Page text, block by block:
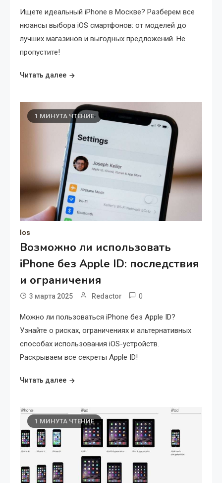
Ищете идеальный iPhone в Москве? Разберем все
нюансы выбора iOS смартфонов: от моделей до
лучших магазинов и выгодных предложений. Не
пропустите!
Читать далее
1 МИНУТА ЧТЕНИЕ
Ios
Возможно ли использовать
iPhone без Apple ID: последствия
и ограничения
3 марта 2025 Redactor 0
Можно ли пользоваться iPhone без Apple ID?
Узнайте о рисках, ограничениях и альтернативных
способах использования iOS-устройств.
Раскрываем все секреты Apple ID!
Читать далее
1 МИНУТА ЧТЕНИЕ